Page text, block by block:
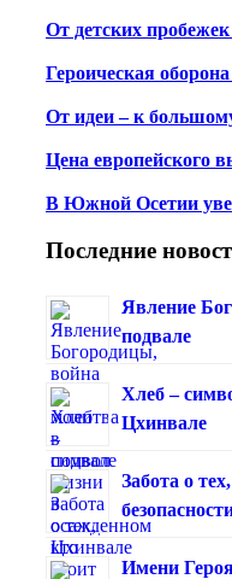
От детских
Героическая
От идеи – к
Цена европейского
В Южной Осетии
Последние
Явление
подвале
Хлеб –
Цхинвале
Забота о
Имени